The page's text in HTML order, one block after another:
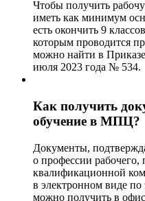
Чтобы получить
иметь как минимум
есть окончить 9
которым проводится
можно найти в
июля 2023 года № 534.
Как получить
обучение в МПЦ?
Документы,
о профессии рабочего,
квалификационной
в электронном виде
можно получить в